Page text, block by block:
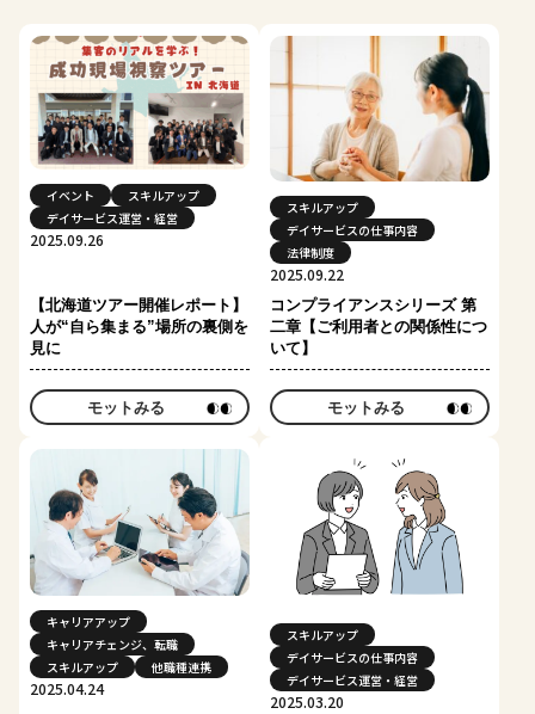
イベント
スキルアップ
デイサービス運営・経営
2025.09.26
【北海道ツアー開催レポート】
人が“自ら集まる”場所の裏側を
見に
モットみる
スキルアップ
デイサービスの仕事内容
法律制度
2025.09.22
コンプライアンスシリーズ 第
二章【ご利用者との関係性につ
いて】
モットみる
キャリアアップ
キャリアチェンジ、転職
スキルアップ
他職種連携
2025.04.24
スキルアップ
デイサービスの仕事内容
デイサービス運営・経営
2025.03.20